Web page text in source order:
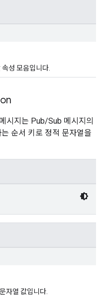
성 모음입니다.
메시지는 Pub/Sub 메시지의
순서 키로 정적 문자열을
자열 값입니다.